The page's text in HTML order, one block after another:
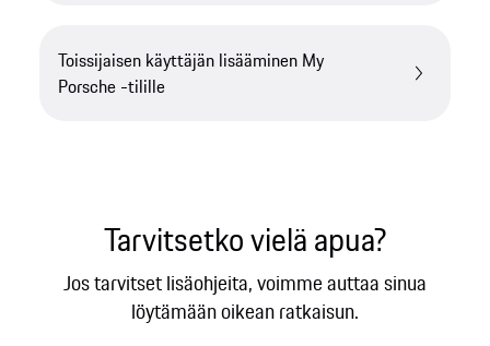
Toissijaisen käyttäjän lisääminen My
Porsche -tilille
Tarvitsetko vielä apua?
Jos tarvitset lisäohjeita, voimme auttaa sinua
löytämään oikean ratkaisun.